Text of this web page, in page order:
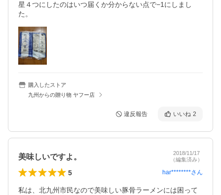
星４つにしたのはいつ届くか分からない点で−1にしまし
購入したストア
九州からの贈り物 ヤフー店
違反報告 いいね 2
美味しいですよ。
2018/11/17
（編集済み）
5 har********さん
私は、北九州市民なので美味しい豚骨ラーメンには困って